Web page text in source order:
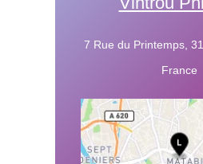
7 Rue du Printemps,
France